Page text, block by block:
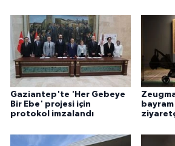
Gaziantep'te 'Her Gebeye
Bir Ebe' projesi için
protokol imzalandı